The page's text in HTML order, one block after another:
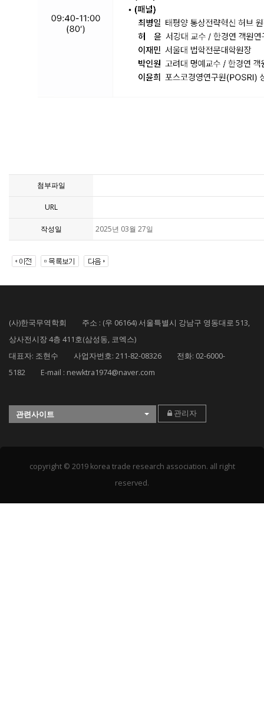
첨부파일
URL
작성일 2025년 03월 27일
(사)한국무역학회 주소 : (우 06164) 서울특별시 강남구 영동대로 513,
상사전시장 4층 411호(삼성동, 코엑스)
대표자: 조현수 사업자번호: 211-82-08326 전화: 02-6000-
5182 E-mail : newktra1974@naver.com
관련사이트 관리자
copyright © 2019 korea trade research association. all right
reserved.